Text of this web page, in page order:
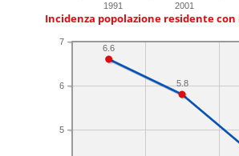
1991 2001
Incidenza popolazione residente con
5
6
7
5.8
6.6